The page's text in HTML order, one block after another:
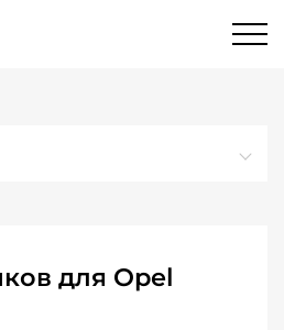
для Opel